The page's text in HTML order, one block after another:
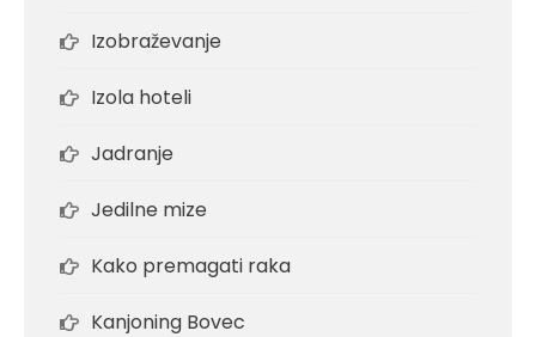
Izobraževanje
Izola hoteli
Jadranje
Jedilne mize
Kako premagati raka
Kanjoning Bovec